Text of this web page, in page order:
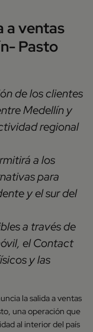
a ventas
Pasto
de los clientes
Medellín y
regional
a los
para
y el sur del
a través de
el Contact
y las
la salida a ventas
una operación que
al interior del país